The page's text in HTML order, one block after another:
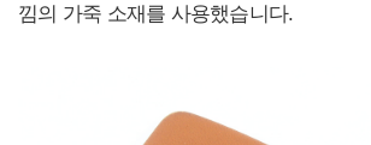
낌의 가죽 소재를 사용했습니다.